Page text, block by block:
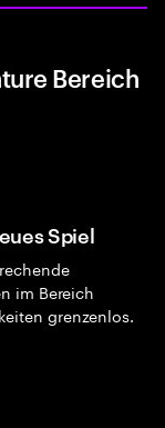
Bereich
Spiel
im Bereich
grenzenlos.